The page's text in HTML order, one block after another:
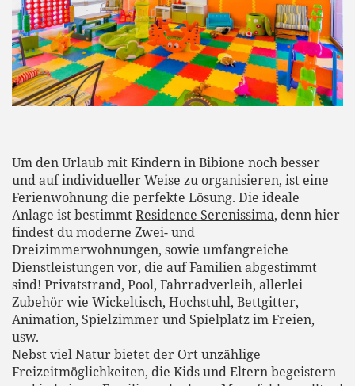
Um den Urlaub mit Kindern in Bibione noch besser
und auf individueller Weise zu organisieren, ist eine
Ferienwohnung die perfekte Lösung. Die ideale
Anlage ist bestimmtResidence Serenissima, denn hier
findest du moderne Zwei- und
Dreizimmerwohnungen, sowie umfangreiche
Dienstleistungen vor, die auf Familien abgestimmt
sind! Privatstrand, Pool, Fahrradverleih, allerlei
Zubehör wie Wickeltisch, Hochstuhl, Bettgitter,
Animation, Spielzimmer und Spielplatz im Freien,
usw.
Nebst viel Natur bietet der Ort unzählige
Freizeitmöglichkeiten, die Kids und Eltern begeistern